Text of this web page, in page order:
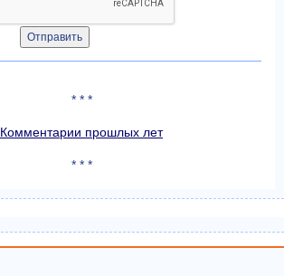
* * *
Комментарии прошлых лет
* * *